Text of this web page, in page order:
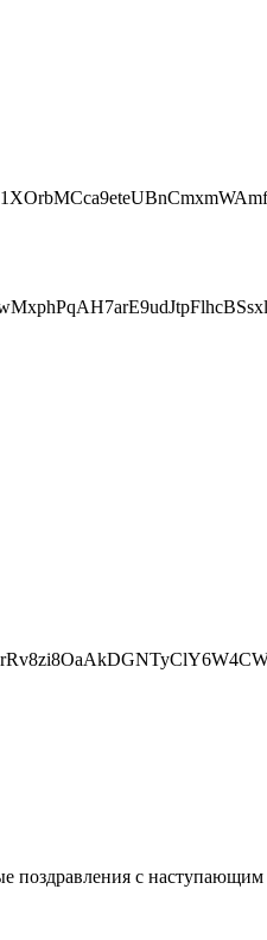
поздравления с